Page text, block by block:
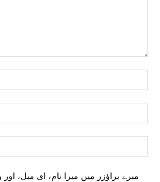
میرے براؤزر میں میرا نام، ای میل،